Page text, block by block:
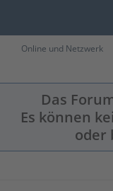
Online und Netzwerk
Das
Es können
oder